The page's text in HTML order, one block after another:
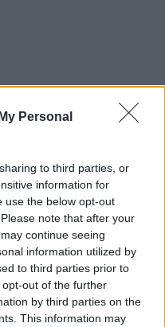
Personal
to third parties, or
information for
use the below opt-out
note that after your
continue seeing
information utilized by
to third parties prior to
out of the further
by third parties on the
This information may